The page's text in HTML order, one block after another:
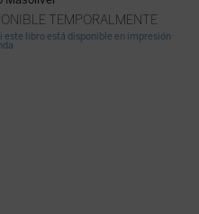
TEMPORALMENTE
este libro está disponible en impresión